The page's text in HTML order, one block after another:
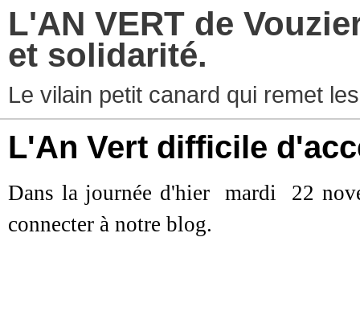
L'AN VERT de
et solidarité.
Le vilain petit canard qui remet
L'An Vert difficile
Dans la journée d'hier mardi 22
connecter à notre blog.